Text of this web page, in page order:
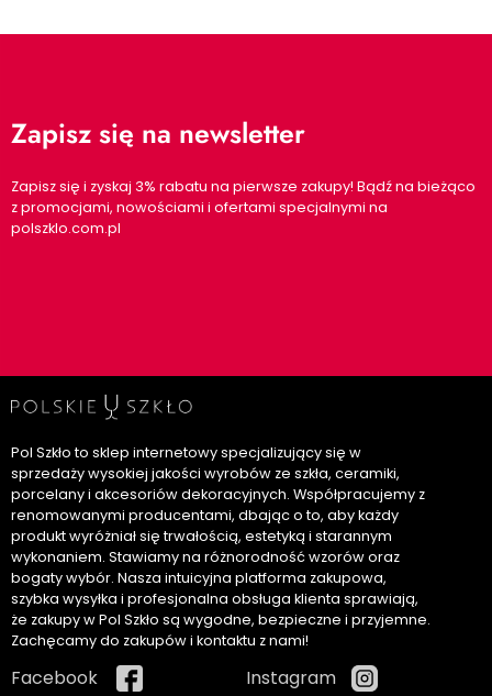
Zapisz się na newsletter
Zapisz się i zyskaj 3% rabatu na pierwsze zakupy! Bądź na bieżąco
z promocjami, nowościami i ofertami specjalnymi na
polszklo.com.pl
Pol Szkło to sklep internetowy specjalizujący się w
sprzedaży wysokiej jakości wyrobów ze szkła, ceramiki,
porcelany i akcesoriów dekoracyjnych. Współpracujemy z
renomowanymi producentami, dbając o to, aby każdy
produkt wyróżniał się trwałością, estetyką i starannym
wykonaniem. Stawiamy na różnorodność wzorów oraz
bogaty wybór. Nasza intuicyjna platforma zakupowa,
szybka wysyłka i profesjonalna obsługa klienta sprawiają,
że zakupy w Pol Szkło są wygodne, bezpieczne i przyjemne.
Zachęcamy do zakupów i kontaktu z nami!
Facebook Instagram